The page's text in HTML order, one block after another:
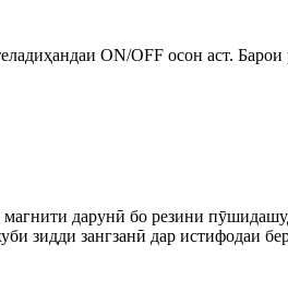
ON/OFF осон аст.
дарунӣ бо резини
зидди зангзанӣ дар истифодаи